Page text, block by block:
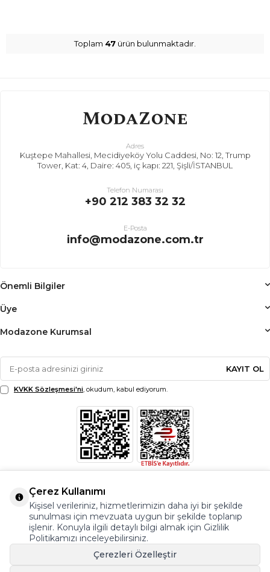
Toplam 47 ürün bulunmaktadır.
Adres
Kuştepe Mahallesi, Mecidiyeköy Yolu Caddesi, No: 12, Trump
Tower, Kat: 4, Daire: 405, iç kapı: 221, Şişli/İSTANBUL
Telefon Numarası
+90 212 383 32 32
E-Posta
info@modazone.com.tr
Önemli Bilgiler
Üye
Modazone Kurumsal
KAYIT OL
KVKK Sözleşmesi'ni, okudum, kabul ediyorum.
Çerez Kullanımı
Kişisel verileriniz, hizmetlerimizin daha iyi bir şekilde
sunulması için mevzuata uygun bir şekilde toplanıp
işlenir. Konuyla ilgili detaylı bilgi almak için Gizlilik
Politikamızı inceleyebilirsiniz.
Çerezleri Özelleştir